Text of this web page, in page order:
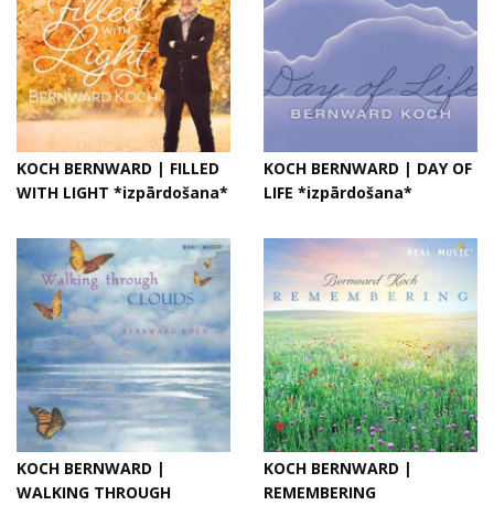
KOCH BERNWARD | FILLED
WITH LIGHT *izpārdošana*
KOCH BERNWARD | DAY OF
LIFE *izpārdošana*
KOCH BERNWARD |
WALKING THROUGH
KOCH BERNWARD |
REMEMBERING